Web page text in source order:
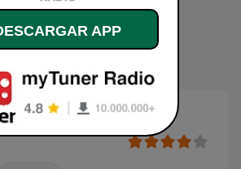
en directo
APP